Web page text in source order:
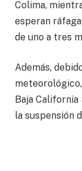
Colima,
esperan
de uno a tres
Además,
Baja California
la suspensión